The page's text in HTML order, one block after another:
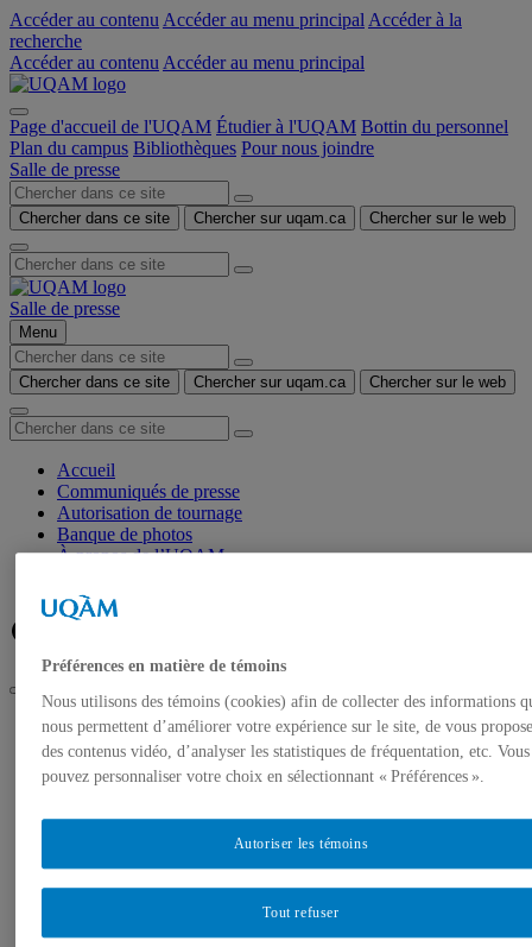
Accéder au contenu Accéder au menu principal Accéder à la
recherche
Accéder au contenu Accéder au menu principal
Page d'accueil de l'UQAM Étudier à l'UQAM Bottin du personnel
Plan du campus Bibliothèques Pour nous joindre
Salle de presse
Chercher dans ce site Chercher sur uqam.ca Chercher sur le web
Salle de presse
Menu
Chercher dans ce site Chercher sur uqam.ca Chercher sur le web
Accueil
Communiqués de presse
Autorisation de tournage
Banque de photos
À propos de l’UQAM
Facebook
Twitter
Flux RSS
UQAM
Salle de presse
Maladie de Parkinson : un professeur de l’UQAM étudie les
mouvements anormaux et involontaires causés par les
Communiqués de presse
Autorisation de tournage
À propos de l’UQAM
Préférences en matière de témoins
Nous utilisons des témoins (cookies) afin de collecter des informations
nous permettent d’améliorer votre expérience sur le site, de vous
des contenus vidéo, d’analyser les statistiques de fréquentation, etc. Vous
pouvez personnaliser votre choix en sélectionnant « Préférences ».
Tout refuser
Autoriser les témoins